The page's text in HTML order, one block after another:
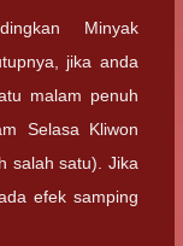
Minyak
jika anda
malam penuh
Selasa Kliwon
salah satu). Jika
efek samping